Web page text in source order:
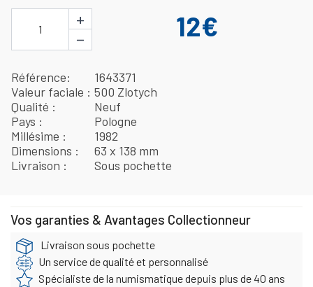
1
+
−
12€
Référence
1643371
Valeur faciale
500 Zlotych
Qualité
Neuf
Pays
Pologne
Millésime
1982
Dimensions
63 x 138 mm
Livraison
Sous pochette
Vos garanties & Avantages Collectionneur
Livraison sous pochette
Un service de qualité et personnalisé
Spécialiste de la numismatique depuis plus de 40 ans